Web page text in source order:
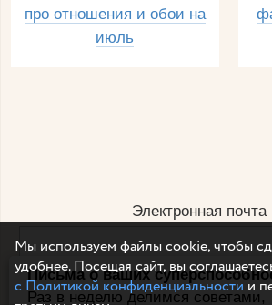
Письма о ваших
Раз в неделю делимся советами,
про отношения и обои на
июль
Электронная почта
Например,
Без спама и смс
Мы используем файлы cookie, чтобы
удобнее. Посещая сайт, вы
с Политикой конфиденциальностии